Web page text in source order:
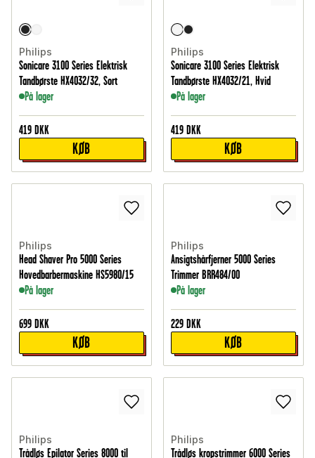
Philips
Sonicare 3100 Series Elektrisk
Tandbørste HX4032/32, Sort
På lager
419 DKK
KØB
Philips
Sonicare 3100 Series Elektrisk
Tandbørste HX4032/21, Hvid
På lager
419 DKK
KØB
Philips
Head Shaver Pro 5000 Series
Hovedbarbermaskine HS5980/15
På lager
699 DKK
KØB
Philips
Ansigtshårfjerner 5000 Series
Trimmer BRR484/00
På lager
229 DKK
KØB
Philips
Trådløs Epilator Series 8000 til
Philips
Trådløs kropstrimmer 6000 Series